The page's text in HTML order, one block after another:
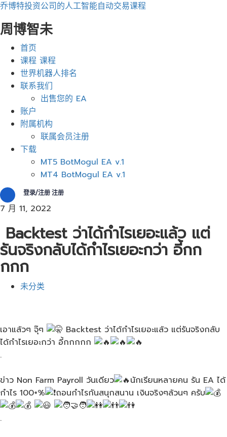
乔博特投资公司的人工智能自动交易课程
周博智未
首页
课程 课程
世界机器人排名
联系我们
出售您的 EA
账户
附属机构
联属会员注册
下载
MT5 BotMogul EA v.1
MT4 BotMogul EA v.1
登录/注册 注册
7 月 11, 2022
Backtest ว่าได้กำไรเยอะแล้ว​ แต่
รันจริงกลับได้กำไรเยอะกว่า อี้กก
กกก
未分类
เอาแล้วๆ​ จุ๊ๆ​
Backtest ว่าได้กำไรเยอะแล้ว​ แต่รันจริงกลับ
ได้กำไรเยอะกว่า อี้กกกกก
.
ข่าว​ Non Farm Payroll วันเดียว
นักเรียนหลายคน​ รัน​ EA​ ได้
กำไร​ 100+%
ถอนกำไรกันสนุกสนาน​ เงินจริงๆล้วนๆ​ ครับ
.